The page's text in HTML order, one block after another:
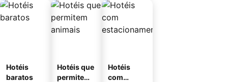
Hotéis
baratos
Hotéis que
permitem
Hotéis
com